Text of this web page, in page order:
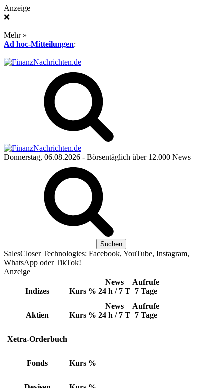
Anzeige
❌
Mehr »
Ad hoc-Mitteilungen:
Donnerstag, 06.08.2026 - Börsentäglich über 12.000 News
SalesCloser Technologies: Facebook, YouTube, Instagram,
WhatsApp oder TikTok!
Anzeige
Indizes Kurs %
News
24 h / 7 T
Aufrufe
7 Tage
Aktien Kurs %
News
24 h / 7 T
Aufrufe
7 Tage
Xetra-Orderbuch
Fonds Kurs %